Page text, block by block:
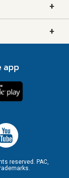
+
+
app
reserved. PAC,